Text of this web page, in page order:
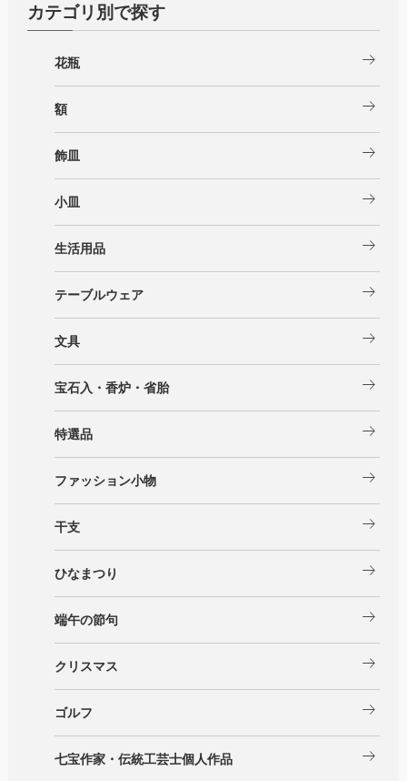
カテゴリ別で探す
花瓶 arrow_right_alt
額 arrow_right_alt
飾皿 arrow_right_alt
小皿 arrow_right_alt
生活用品 arrow_right_alt
テーブルウェア arrow_right_alt
文具 arrow_right_alt
宝石入・香炉・省胎 arrow_right_alt
特選品 arrow_right_alt
ファッション小物 arrow_right_alt
干支 arrow_right_alt
ひなまつり arrow_right_alt
端午の節句 arrow_right_alt
クリスマス arrow_right_alt
ゴルフ arrow_right_alt
七宝作家・伝統工芸士個人作品 arrow_right_alt